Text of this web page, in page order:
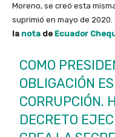
Moreno, se creó esta
suprimió en mayo de 2020.
la nota de Ecuador
COMO
OBLIGACIÓN
CORRUPCIÓN.
DECRETO